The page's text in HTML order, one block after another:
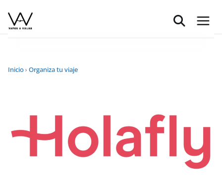
contenido
Inicio› Organiza tu viaje